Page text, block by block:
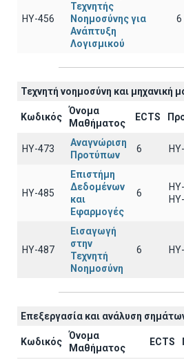
ΗΥ-456
Τεχνητής
Νοημοσύνης για
Ανάπτυξη
Λογισμικού
6
Τεχνητή νοημοσύνη και μηχανική
Κωδικός
Όνομα
Μαθήματος
ECTS
ΗΥ-473
Αναγνώριση
Προτύπων
6
ΗΥ-485
Επιστήμη
Δεδομένων
και
Εφαρμογές
6
ΗΥ-487
Εισαγωγή
στην
Τεχνητή
Νοημοσύνη
6
Επεξεργασία και ανάλυση
Κωδικός
Όνομα
Μαθήματος
ECTS